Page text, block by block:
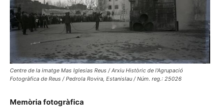
Centre de la imatge Mas Iglesias Reus / Arxiu Històric de l'Agrupació
Fotogràfica de Reus / Pedrola Rovira, Estanislau / Núm. reg.: 25026
Memòria fotogràfica